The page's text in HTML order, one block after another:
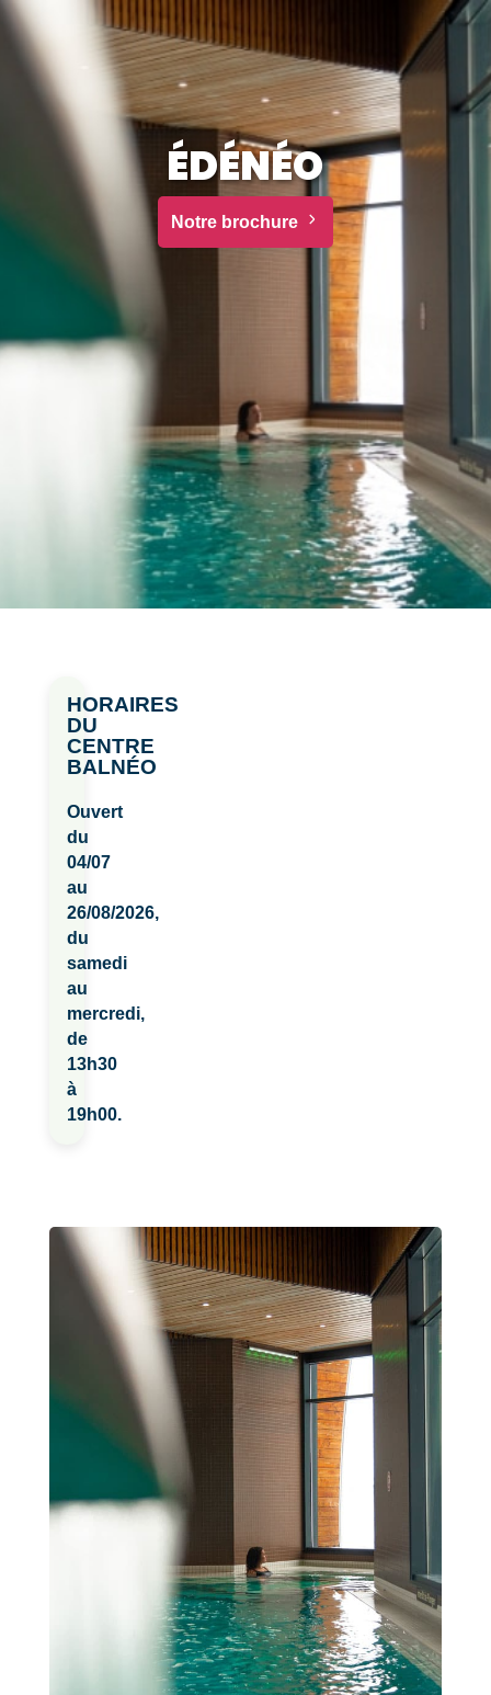
ÉDÉNÉO
Notre brochure
HORAIRES
DU
CENTRE
BALNÉO
Ouvert
du
04/07
au
26/08/2026,
du
samedi
au
mercredi,
de
13h30
à
19h00.